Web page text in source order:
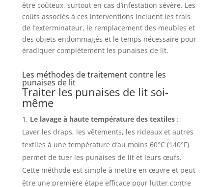
être coûteux, surtout en cas d’infestation sévère. Les
coûts associés à ces interventions incluent les frais
de l’exterminateur, le remplacement des meubles et
des objets endommagés et le temps nécessaire pour
éradiquer complètement les punaises de lit.
Les méthodes de traitement contre les
punaises de lit
Traiter les punaises de lit soi-
même
Le lavage à haute température des textiles:
Laver les draps, les vêtements, les rideaux et autres
textiles à une température d’au moins 60°C (140°F)
permet de tuer les punaises de lit et leurs œufs.
Cette méthode est simple à mettre en œuvre et peut
être une première étape efficace pour lutter contre